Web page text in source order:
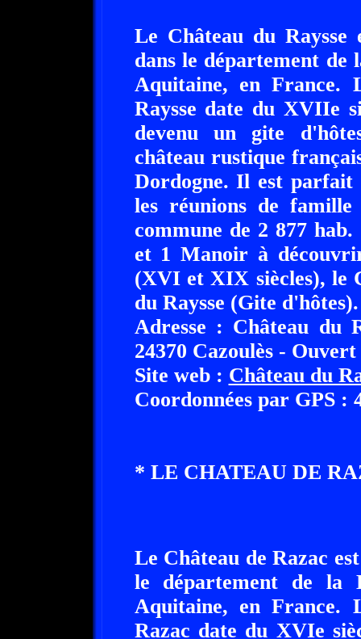
Le Château du Raysse
dans le département de
Aquitaine, en France.
Raysse date du XVIIe
devenu un gite
château rustique
Dordogne. Il est parfait
les réunions de
commune de 2 877
et 1 Manoir à
(XVI et XIX siècles), le
du Raysse (Gite d'hôtes).
Adresse : Château du
24370 Cazoulès -
Site web : Château du
Coordonnées par GPS :
* LE CHATEAU DE
Le Château de Razac
le département de la
Aquitaine, en France.
Razac date du XVIe